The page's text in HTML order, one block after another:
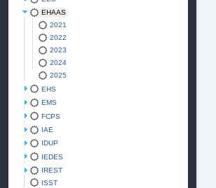
EHAAS
2021
2022
2023
2024
2025
EHS
EMS
FCPS
IAE
IDUP
IEDES
IREST
ISST